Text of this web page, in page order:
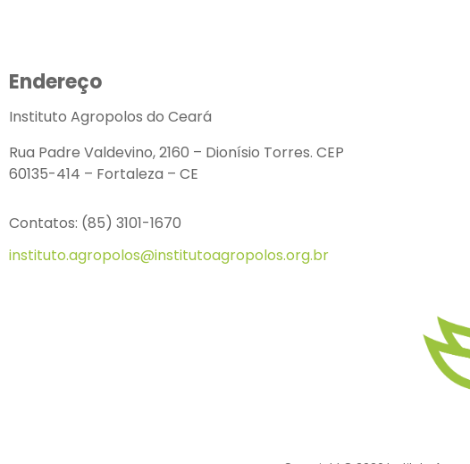
Endereço
Instituto Agropolos do Ceará
Rua Padre Valdevino, 2160 – Dionísio Torres. CEP
60135-414 – Fortaleza – CE
Contatos: (85) 3101-1670
instituto.agropolos@institutoagropolos.org.br